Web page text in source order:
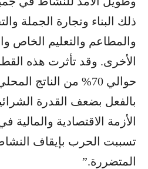
ذلك البناء وتجارة الجملة
والمطاعم والتعليم الخاص
الأخرى. وقد تأثرت هذه
حوالي 70% من الناتج
بالفعل بضعف القدرة
تسببت الحرب بإيقاف
المتضررة.”